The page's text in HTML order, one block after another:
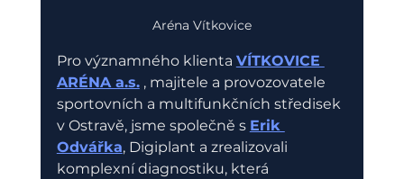
Aréna Vítkovice
Pro významného klienta VÍTKOVICE
ARÉNA a.s. , majitele a provozovatele
sportovních a multifunkčních středisek
v Ostravě, jsme společně s Erik
Odvářka, Digiplant a zrealizovali
komplexní diagnostiku, která